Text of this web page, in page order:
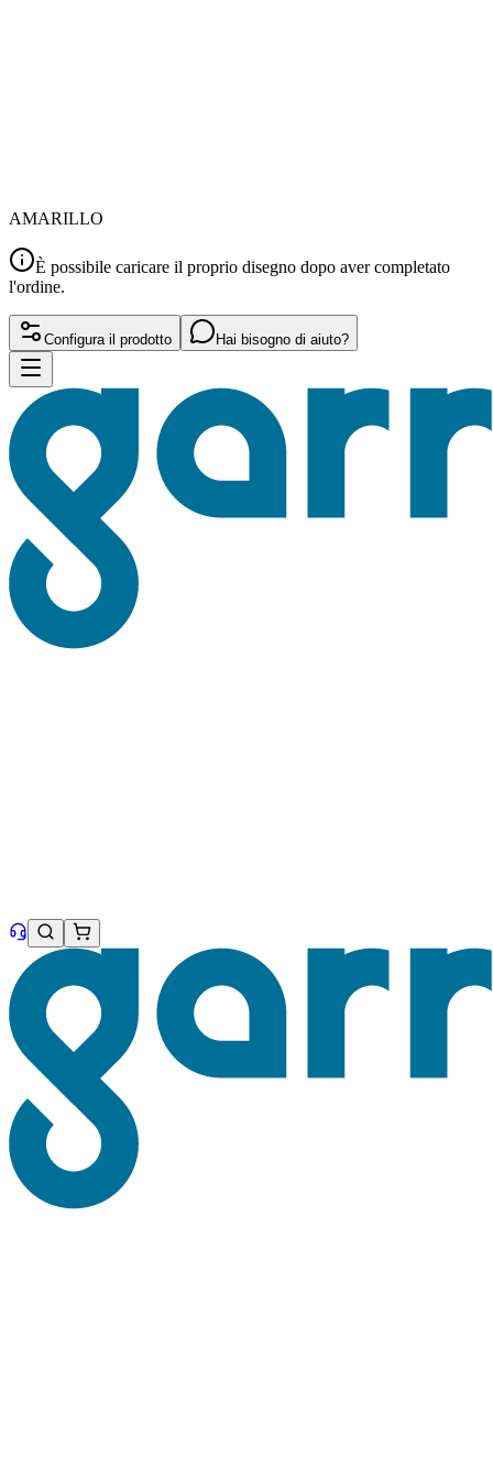
AMARILLO
È possibile caricare il proprio disegno dopo aver completato
l'ordine.
Configura il prodotto Hai bisogno di aiuto?